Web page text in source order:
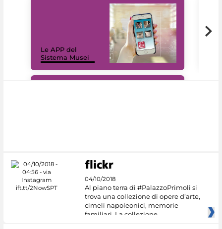
Le APP del
Sistema Musei
04/10/2018
Al piano terra di #PalazzoPrimoli si
trova una collezione di opere d’arte,
cimeli napoleonici, memorie
familiari. La collezione